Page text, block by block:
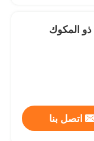
ذو المكوك
اتصل بنا